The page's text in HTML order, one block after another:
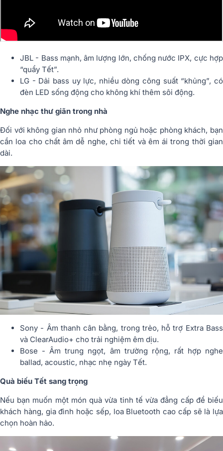
JBL - Bass mạnh, âm lượng lớn, chống nước IPX, cực hợp
“quẩy Tết”.
LG - Dải bass uy lực, nhiều dòng công suất “khủng”, có
đèn LED sống động cho không khí thêm sôi động.
Nghe nhạc thư giãn trong nhà
Đối với không gian nhỏ như phòng ngủ hoặc phòng khách, bạn
cần loa cho chất âm dễ nghe, chi tiết và êm ái trong thời gian
dài.
Sony - Âm thanh cân bằng, trong trẻo, hỗ trợ Extra Bass
và ClearAudio+ cho trải nghiệm êm dịu.
Bose - Âm trung ngọt, âm trường rộng, rất hợp nghe
ballad, acoustic, nhạc nhẹ ngày Tết.
Quà biếu Tết sang trọng
Nếu bạn muốn một món quà vừa tinh tế vừa đẳng cấp để biếu
khách hàng, gia đình hoặc sếp, loa Bluetooth cao cấp sẽ là lựa
chọn hoàn hảo.